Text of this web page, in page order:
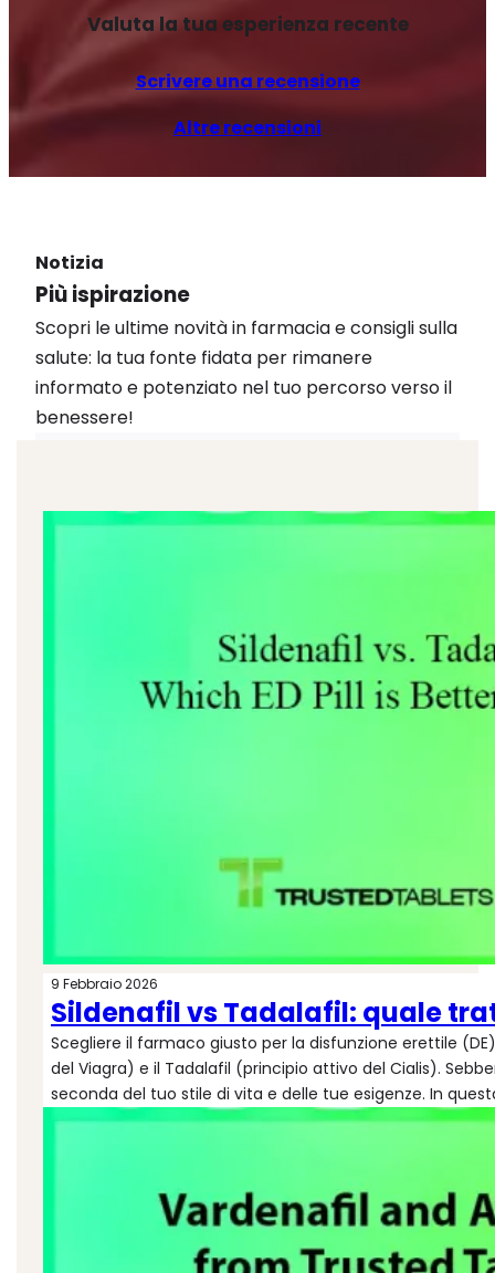
Valuta la tua esperienza recente
Scrivere una recensione
Altre recensioni
Notizia
Più ispirazione
Scopri le ultime novità in farmacia e consigli sulla
salute: la tua fonte fidata per rimanere
informato e potenziato nel tuo percorso verso il
benessere!
9 Febbraio 2026
Sildenafil vs Tadalafil: quale
Scegliere il farmaco giusto per la disfunzione erettile
del Viagra) e il Tadalafil (principio attivo del Cialis).
seconda del tuo stile di vita e delle tue esigenze. In